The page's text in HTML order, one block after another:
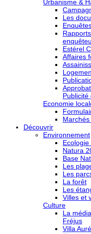
Urbanisme &
Les
Estérel
Affaires
Publicité
Economie
Découvrir
Environnement
Natura
Base
Les
Les
La forêt
Les
Villes et
Culture
La
Fréjus
Villa